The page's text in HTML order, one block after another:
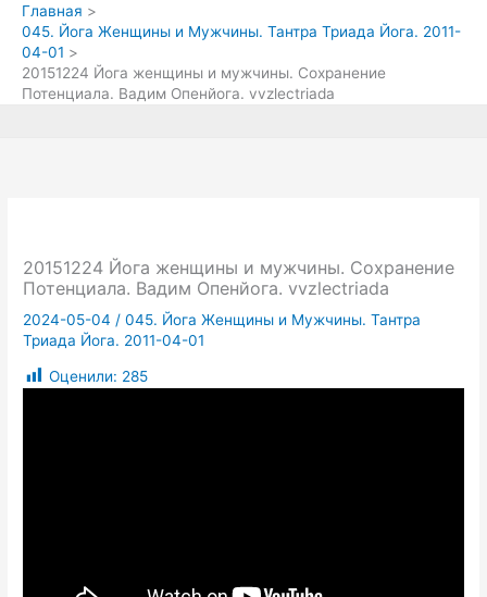
Главная
045. Йога Женщины и Мужчины. Тантра Триада Йога. 2011-
04-01
20151224 Йога женщины и мужчины. Сохранение
Потенциала. Вадим Опенйога. vvzlectriada
20151224 Йога женщины и мужчины. Сохранение
Потенциала. Вадим Опенйога. vvzlectriada
2024-05-04 /045. Йога Женщины и Мужчины. Тантра
Триада Йога. 2011-04-01
Оценили: 285